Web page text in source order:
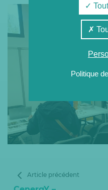
Article précédent
Politique